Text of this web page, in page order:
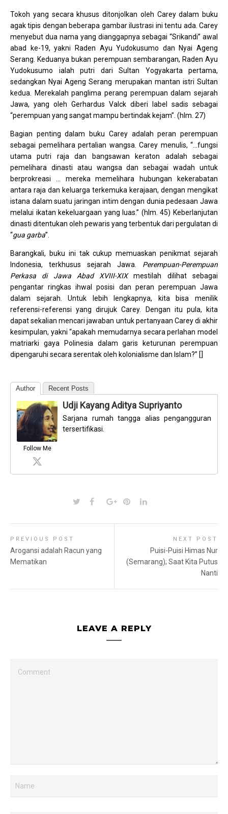
Tokoh yang secara khusus ditonjolkan oleh Carey dalam buku
agak tipis dengan beberapa gambar ilustrasi ini tentu ada. Carey
menyebut dua nama yang dianggapnya sebagai “Srikandi” awal
abad ke-19, yakni Raden Ayu Yudokusumo dan Nyai Ageng
Serang. Keduanya bukan perempuan sembarangan, Raden Ayu
Yudokusumo ialah putri dari Sultan Yogyakarta pertama,
sedangkan Nyai Ageng Serang merupakan mantan istri Sultan
kedua. Merekalah panglima perang perempuan dalam sejarah
Jawa, yang oleh Gerhardus Valck diberi label sadis sebagai
“perempuan yang sangat mampu bertindak kejam”. (hlm. 27)
Bagian penting dalam buku Carey adalah peran perempuan
sebagai pemelihara pertalian wangsa. Carey menulis, “…fungsi
utama putri raja dan bangsawan keraton adalah sebagai
pemelihara dinasti atau wangsa dan sebagai wadah untuk
berprokreasi … mereka memelihara hubungan kekerabatan
antara raja dan keluarga terkemuka kerajaan, dengan mengikat
istana dalam suatu jaringan intim dengan dunia pedesaan Jawa
melalui ikatan kekeluargaan yang luas.” (hlm. 45) Keberlanjutan
dinasti ditentukan oleh pewaris yang terbentuk dari pergulatan di
“gua garba”.
Barangkali, buku ini tak cukup memuaskan penikmat sejarah
Indonesia, terkhusus sejarah Jawa. Perempuan-Perempuan
Perkasa di Jawa Abad XVIII-XIXmestilah dilihat sebagai
pengantar ringkas ihwal posisi dan peran perempuan Jawa
dalam sejarah. Untuk lebih lengkapnya, kita bisa menilik
referensi-referensi yang dirujuk Carey. Dengan itu pula, kita
dapat sekalian mencari jawaban untuk pertanyaan Carey di akhir
kesimpulan, yakni “apakah memudarnya secara perlahan model
matriarki gaya Polinesia dalam garis keturunan perempuan
dipengaruhi secara serentak oleh kolonialisme dan Islam?” []
Author Recent Posts
Follow Me
Udji Kayang Aditya Supriyanto
Sarjana rumah tangga alias pengangguran
tersertifikasi.
PREVIOUS POST
Arogansi adalah Racun yang
Mematikan
NEXT POST
Puisi-Puisi Himas Nur
(Semarang); Saat Kita Putus
Nanti
LEAVE A REPLY